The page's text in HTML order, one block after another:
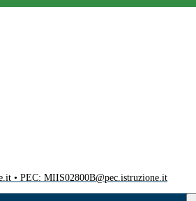
• PEC: MIIS02800B@pec.istruzione.it